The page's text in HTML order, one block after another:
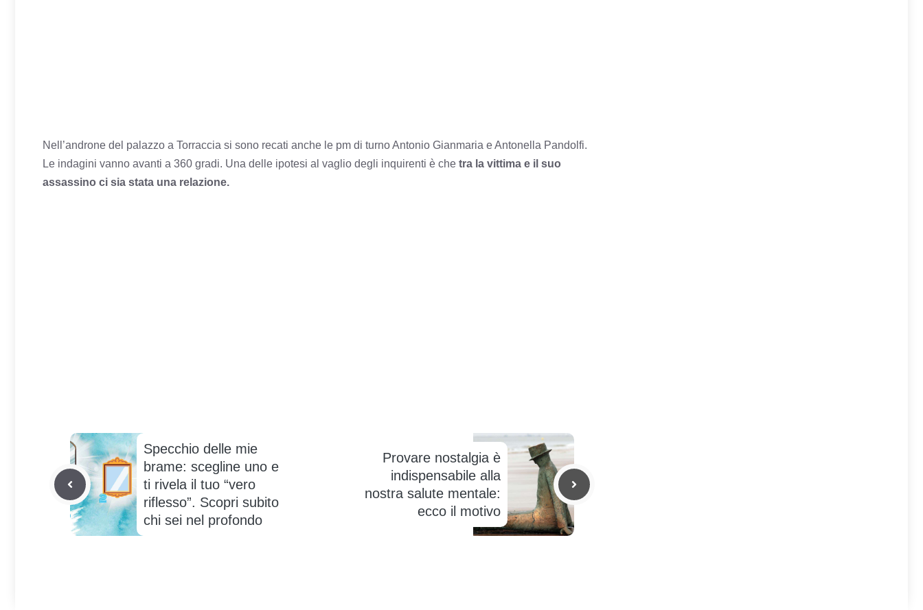
Nell’androne del palazzo a Torraccia si sono recati anche le pm di turno Antonio Gianmaria e Antonella Pandolfi.
Le indagini vanno avanti a 360 gradi. Una delle ipotesi al vaglio degli inquirenti è che tra la vittima e il suo
assassino ci sia stata una relazione.
Specchio delle mie
brame: scegline uno e
ti rivela il tuo “vero
riflesso”. Scopri subito
chi sei nel profondo
Provare nostalgia è
indispensabile alla
nostra salute mentale:
ecco il motivo